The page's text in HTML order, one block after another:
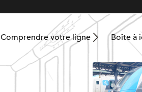
Comprendre votre ligne Boîte à